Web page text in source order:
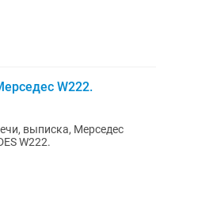
W222.
выписка, Мерседес
W222.